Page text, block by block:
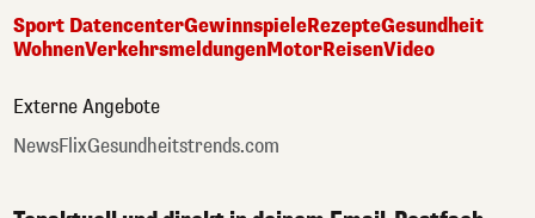
Sport DatencenterGewinnspieleRezepteGesundheit
WohnenVerkehrsmeldungenMotorReisenVideo
Externe Angebote
NewsFlixGesundheitstrends.com